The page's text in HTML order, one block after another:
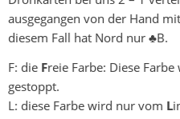
ausgegangen von der Hand
diesem Fall hat Nord nur ♣B.
F: die Freie Farbe: Diese
gestoppt.
L: diese Farbe wird nur vom L